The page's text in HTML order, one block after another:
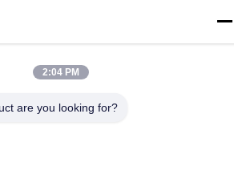
Schrittmotor Lieferant. Copyright-©
2:04 PM
are you looking for?